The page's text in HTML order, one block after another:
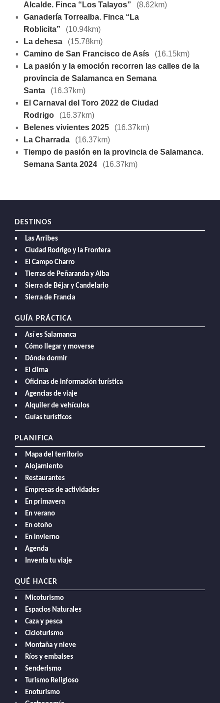
Alcalde. Finca “Los Talayos”
(8.62km)
Ganadería Torrealba. Finca “La
Roblicita”
(10.94km)
La dehesa
(15.78km)
Camino de San Francisco de Asís
(16.15km)
La pasión y la emoción recorren las calles de la
provincia de Salamanca en Semana
Santa
(16.37km)
El Carnaval del Toro 2022 de Ciudad
Rodrigo
(16.37km)
Belenes vivientes 2025
(16.37km)
La Charrada
(16.37km)
Tiempo de pasión en la provincia de Salamanca.
Semana Santa 2024
(16.37km)
DESTINOS
Las Arribes
Ciudad Rodrigo y la Frontera
El Campo Charro
Tierras de Peñaranda y Alba
Sierra de Béjar y Candelario
Sierra de Francia
GUÍA PRÁCTICA
Así es Salamanca
Cómo llegar y moverse
Dónde dormir
El clima
Oficinas de información turística
Agencias de viaje
Alquiler de vehículos
Guías turísticos
PLANIFICA
Mapa del territorio
Alojamiento
Restaurantes
Empresas de actividades
En primavera
En verano
En otoño
En Invierno
Agenda
Inventa tu viaje
QUÉ HACER
Micoturismo
Espacios Naturales
Caza y pesca
Cicloturismo
Montaña y nieve
Ríos y embalses
Senderismo
Turismo Religioso
Enoturismo